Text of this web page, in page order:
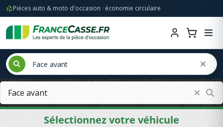
Pièces auto & moto d'occasion · économie circulaire
Sélectionnez votre véhicule